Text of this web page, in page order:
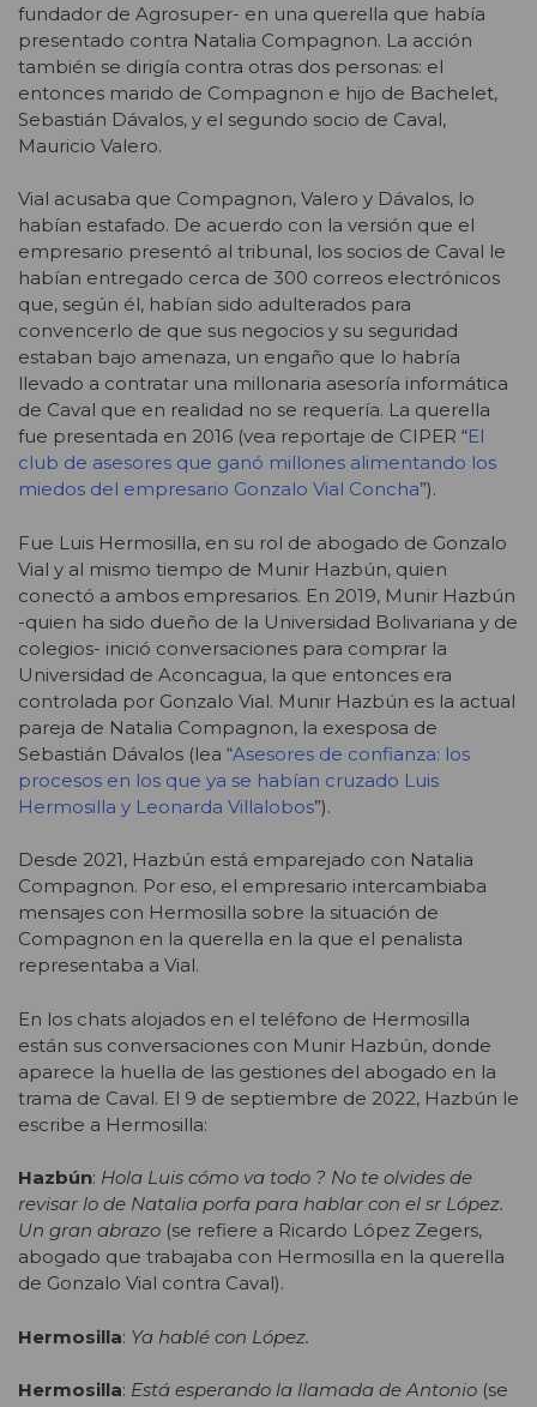
fundador de Agrosuper- en una querella que había
presentado contra Natalia Compagnon. La acción
también se dirigía contra otras dos personas: el
entonces marido de Compagnon e hijo de Bachelet,
Sebastián Dávalos, y el segundo socio de Caval,
Mauricio Valero.
Vial acusaba que Compagnon, Valero y Dávalos, lo
habían estafado. De acuerdo con la versión que el
empresario presentó al tribunal, los socios de Caval le
habían entregado cerca de 300 correos electrónicos
que, según él, habían sido adulterados para
convencerlo de que sus negocios y su seguridad
estaban bajo amenaza, un engaño que lo habría
llevado a contratar una millonaria asesoría informática
de Caval que en realidad no se requería. La querella
fue presentada en 2016 (vea reportaje de CIPER “El
club de asesores que ganó millones alimentando los
miedos del empresario Gonzalo Vial Concha”).
Fue Luis Hermosilla, en su rol de abogado de Gonzalo
Vial y al mismo tiempo de Munir Hazbún, quien
conectó a ambos empresarios. En 2019, Munir Hazbún
-quien ha sido dueño de la Universidad Bolivariana y de
colegios- inició conversaciones para comprar la
Universidad de Aconcagua, la que entonces era
controlada por Gonzalo Vial. Munir Hazbún es la actual
pareja de Natalia Compagnon, la exesposa de
Sebastián Dávalos (lea “Asesores de confianza: los
procesos en los que ya se habían cruzado Luis
Hermosilla y Leonarda Villalobos”).
Desde 2021, Hazbún está emparejado con Natalia
Compagnon. Por eso, el empresario intercambiaba
mensajes con Hermosilla sobre la situación de
Compagnon en la querella en la que el penalista
representaba a Vial.
En los chats alojados en el teléfono de Hermosilla
están sus conversaciones con Munir Hazbún, donde
aparece la huella de las gestiones del abogado en la
trama de Caval. El 9 de septiembre de 2022, Hazbún le
escribe a Hermosilla:
Hazbún: Hola Luis cómo va todo ? No te olvides de
revisar lo de Natalia porfa para hablar con el sr López.
Un gran abrazo (se refiere a Ricardo López Zegers,
abogado que trabajaba con Hermosilla en la querella
de Gonzalo Vial contra Caval).
Hermosilla: Ya hablé con López.
Hermosilla: Está esperando la llamada de Antonio (se